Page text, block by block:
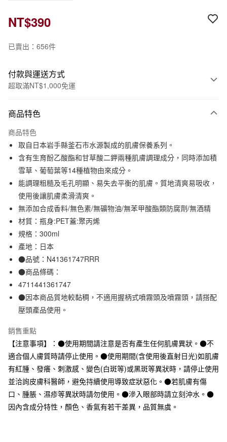
NT$390
已賣出：656件
付款與運送方式
超取滿NT$1,000免運
信用卡一次付款
信用卡分期付款
3 期 0 利率 每期NT$130 21家銀行
合作金庫商業銀行
第一商業銀行
華南商業銀行
彰化商業銀行
上海商業儲蓄銀行
臺灣中小企業銀行
台中商業銀行
匯豐（台灣）商業銀行
聯邦商業銀行
元大商業銀行
玉山商業銀行
台新國際商業銀行
台灣樂天信用卡公司
超商取貨付款
LINE Pay
Apple Pay
街口支付
悠遊付
運送方式
全家取貨付款
每筆NT$65，滿NT$1,000(含以上)免運費
每筆NT$65，滿NT$1,000(含以上)免運費
7-11取貨付款
每筆NT$65，滿NT$1,000(含以上)免運費
付款後7-11取貨
每筆NT$65，滿NT$1,000(含以上)免運費
商品特色
商品特色
取自日本岩手縣釜石市水源製成的肌膚保養系列。
含有生育酚乙酸酯和甘草酸二鉀兩種肌膚調理成分，同時添加積
雪草、葡萄葉等14種植物由來成分。
能調理粗糙及毛孔明顯、易失去平衡的肌膚。質地清爽易吸收，
使用後讓肌膚柔滑清爽。
無添加合成香料/無色素/無礦物油/無苯甲酸酯類防腐劑/無酒精
材質：瓶身:PET蓋:聚丙烯
規格：300ml
產地：日本
●品號：N41361747RRR
●商品條碼：
4711441361747
●因本商品質地較黏稠，不適用握柄式噴霧頭及噴霧頭，請搭配
壓頭產品使用。
銷售重點
【注意事項】：●使用期間請注意是否有產生任何肌膚異狀。●不
適合個人膚質時請停止使用。●使用期間(含使用後直射日光)如肌膚
有紅腫、發癢、刺激感、變色(白斑等)或黑斑等異狀時，請停止使用
並洽詢皮膚科醫師，避免持續使用導致症狀惡化。●若肌膚有傷
口、腫脹、濕疹等異狀時請勿使用。●滲入眼部時請立刻沖水。●
因內含成分特性，顏色、香氣有若干差異，品質無虞。